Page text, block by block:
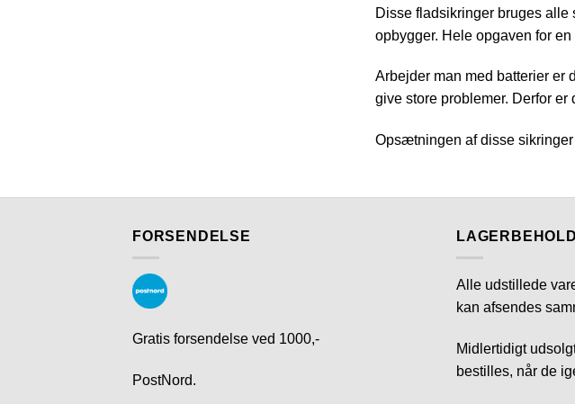
Disse fladsikringer bruges
opbygger. Hele opgaven for
Arbejder man med batterier er
give store problemer. Derfor
Opsætningen af disse
FORSENDELSE
Gratis forsendelse ved 1000,-
PostNord.
Alle udstillede
kan afsendes
Midlertidigt
bestilles, når de